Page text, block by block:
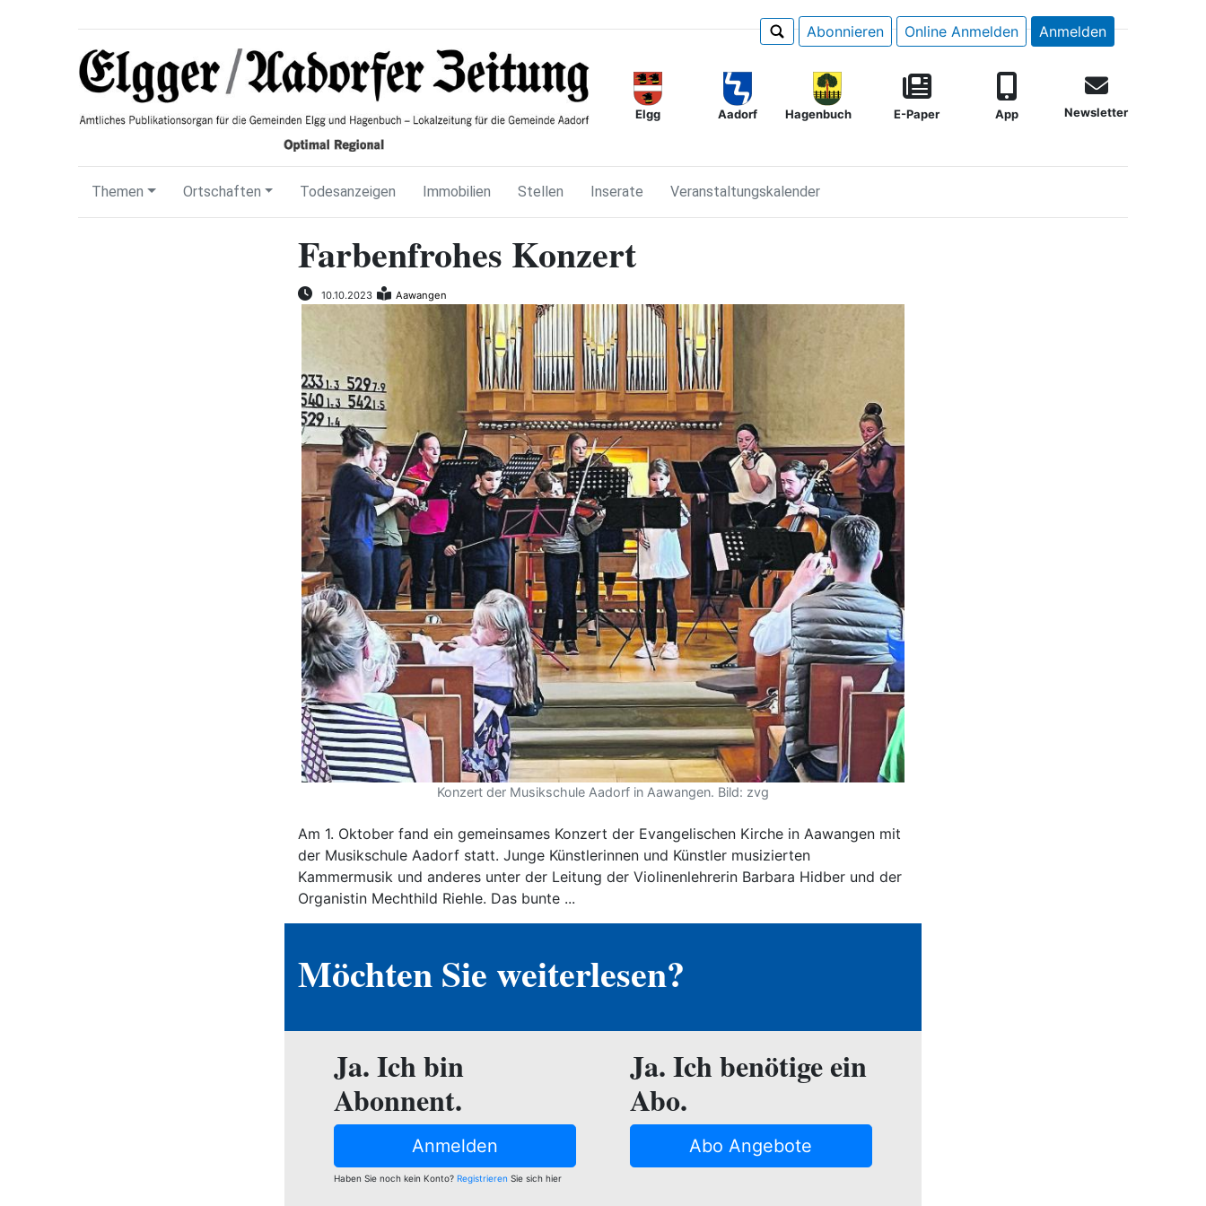
Abonnieren Online Anmelden Anmelden
Elgg Aadorf Hagenbuch E-Paper App Newsletter
Themen Ortschaften Todesanzeigen Immobilien Stellen Inserate Veranstaltungskalender
Farbenfrohes Konzert
10.10.2023 Aawangen
Konzert der Musikschule Aadorf in Aawangen. Bild: zvg
Am 1. Oktober fand ein gemeinsames Konzert der Evangelischen Kirche in Aawangen mit
der Musikschule Aadorf statt. Junge Künstlerinnen und Künstler musizierten
Kammermusik und anderes unter der Leitung der Violinenlehrerin Barbara Hidber und der
Organistin Mechthild Riehle. Das bunte ...
Möchten Sie weiterlesen?
Ja. Ich bin
Abonnent.
Anmelden
Haben Sie noch kein Konto?Registrieren Sie sich hier
Ja. Ich benötige ein
Abo.
Abo Angebote